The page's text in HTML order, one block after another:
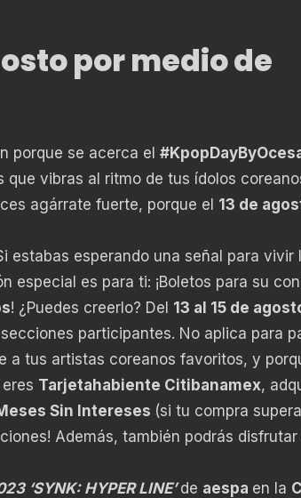
por medio de
porque se acerca el
que vibras al ritmo de tus ídolos
agárrate fuerte, porque el 13 de
estabas esperando una señal para vivir
especial es para ti: ¡Boletos para su
! ¿Puedes creerlo? Del 13 al 15 de
participantes. No aplica para
a tus artistas coreanos favoritos, y
Tarjetahabiente Citibanamex,
Sin Intereses (si tu compra
Además, también podrás
‘SYNK: HYPER LINE’de aespa en la